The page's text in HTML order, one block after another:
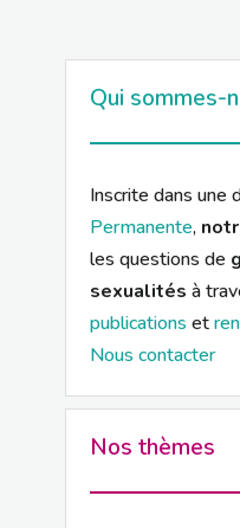
Qui sommes-
Inscrite dans une
Permanente,
les questions de
sexualités à
publications et
Nous contacter
Nos thèmes